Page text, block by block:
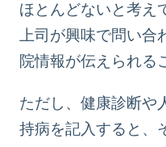
ほとんどないと考え
上司が興味で問い合
院情報が伝えられる
ただし、健康診断や
持病を記入すると、